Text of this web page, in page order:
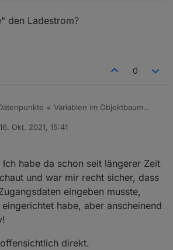
den Ladestrom?
0
= Variablen im Objektbaum
Cloud Aussage nicht?
zBsp. den DP "allow_charging" mit
16. Okt. 2021, 15:41
von
Ich habe da schon seit längerer Zeit
und war mir recht sicher, dass
eingeben musste,
habe, aber anscheinend
direkt.